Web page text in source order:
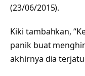
(23/06/2015).
Kiki tambahkan,
panik buat
akhirnya dia